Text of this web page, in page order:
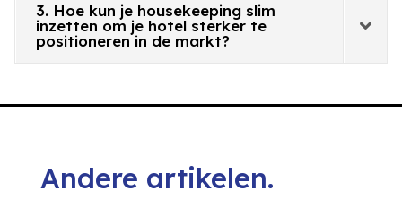
3. Hoe kun je housekeeping slim
inzetten om je hotel sterker te
positioneren in de markt?
Andere artikelen.